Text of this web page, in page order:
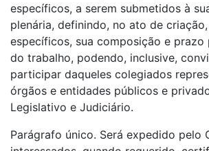
específicos, a serem submetidos à
plenária, definindo, no ato de
específicos, sua composição e prazo
do trabalho, podendo, inclusive,
participar daqueles colegiados
órgãos e entidades públicos e
Legislativo e Judiciário.
Parágrafo único. Será expedido pelo